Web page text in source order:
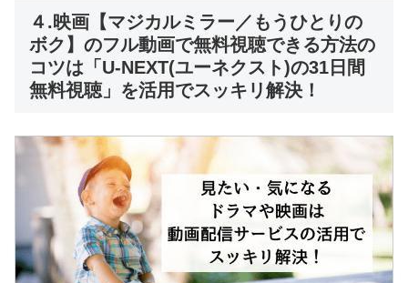
４.映画【マジカルミラー／もうひとりの
ボク】のフル動画で無料視聴できる方法の
コツは「U-NEXT(ユーネクスト)の31日間
無料視聴」を活用でスッキリ解決！